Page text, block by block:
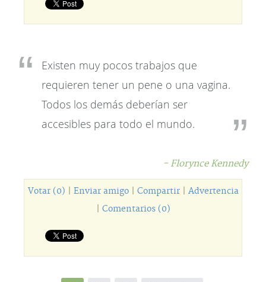
Existen muy pocos trabajos que
requieren tener un pene o una vagina.
Todos los demás deberían ser
accesibles para todo el mundo.
- Florynce Kennedy
Votar (0) Enviar amigo| Compartir| Advertencia
Comentarios (0)